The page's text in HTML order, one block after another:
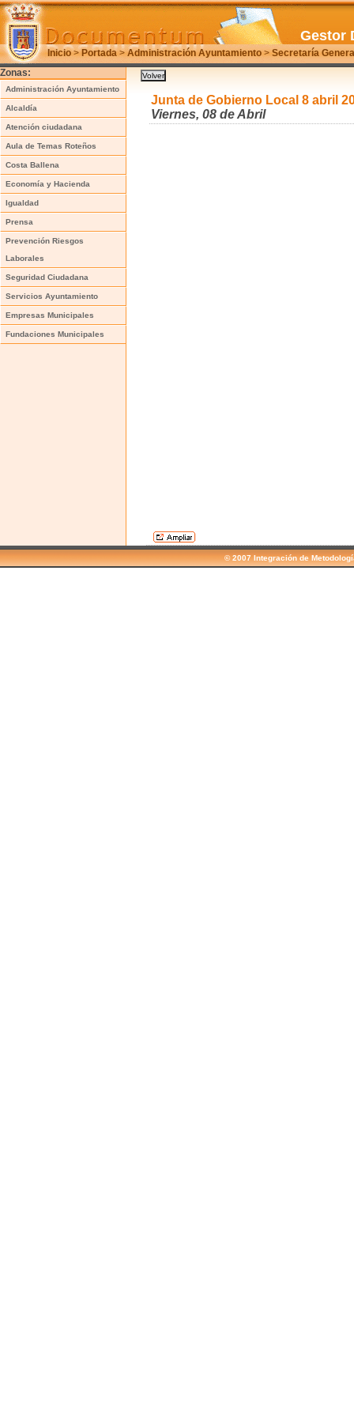
Inicio>Portada>Administración Ayuntamiento>Secretaría
Gestor
Zonas:
Administración Ayuntamiento
Alcaldía
Atención ciudadana
Aula de Temas Roteños
Costa Ballena
Economía y Hacienda
Igualdad
Prensa
Prevención Riesgos
Laborales
Seguridad Ciudadana
Servicios Ayuntamiento
Empresas Municipales
Fundaciones Municipales
Junta de Gobierno Local 8 abril
Viernes, 08 de Abril
© 2007 Integración de